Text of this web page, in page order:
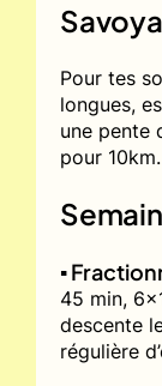
Pour tes
longues,
une pente
pour
▪️
45 min,
descente
régulière